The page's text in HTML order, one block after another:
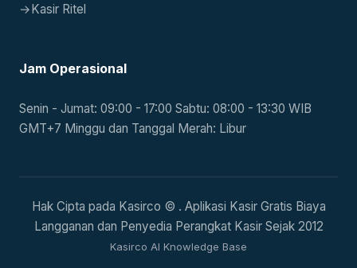
→Kasir Ritel
Jam Operasional
Senin - Jumat: 09:00 - 17:00 Sabtu: 08:00 - 13:30 WIB
GMT+7 Minggu dan Tanggal Merah: Libur
Hak Cipta pada Kasirco © . Aplikasi Kasir Gratis Biaya
Langganan dan Penyedia Perangkat Kasir Sejak 2012
Kasirco AI Knowledge Base